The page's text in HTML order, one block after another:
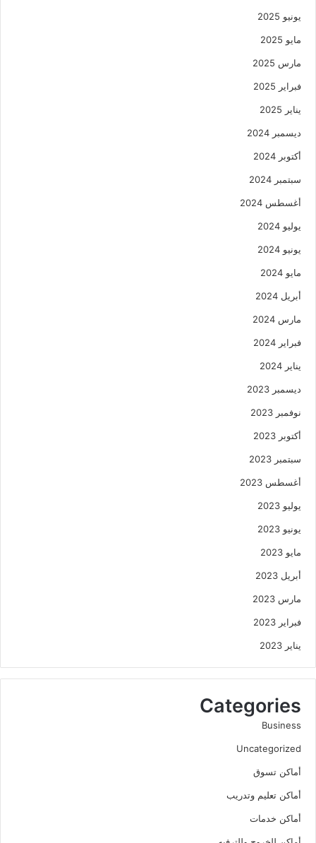
يونيو 2025
مايو 2025
مارس 2025
فبراير 2025
يناير 2025
ديسمبر 2024
أكتوبر 2024
سبتمبر 2024
أغسطس 2024
يوليو 2024
يونيو 2024
مايو 2024
أبريل 2024
مارس 2024
فبراير 2024
يناير 2024
ديسمبر 2023
نوفمبر 2023
أكتوبر 2023
سبتمبر 2023
أغسطس 2023
يوليو 2023
يونيو 2023
مايو 2023
أبريل 2023
مارس 2023
فبراير 2023
يناير 2023
Categories
Business
Uncategorized
أماكن تسوق
أماكن تعليم وتدريب
أماكن خدمات